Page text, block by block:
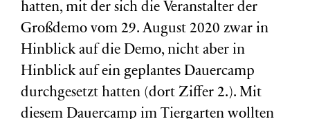
hatten, mit der sich die Veranstalter der
Großdemo vom 29. August 2020 zwar in
Hinblick auf die Demo, nicht aber in
Hinblick auf ein geplantes Dauercamp
durchgesetzt hatten (dort Ziffer 2.). Mit
diesem Dauercamp im Tiergarten wollten